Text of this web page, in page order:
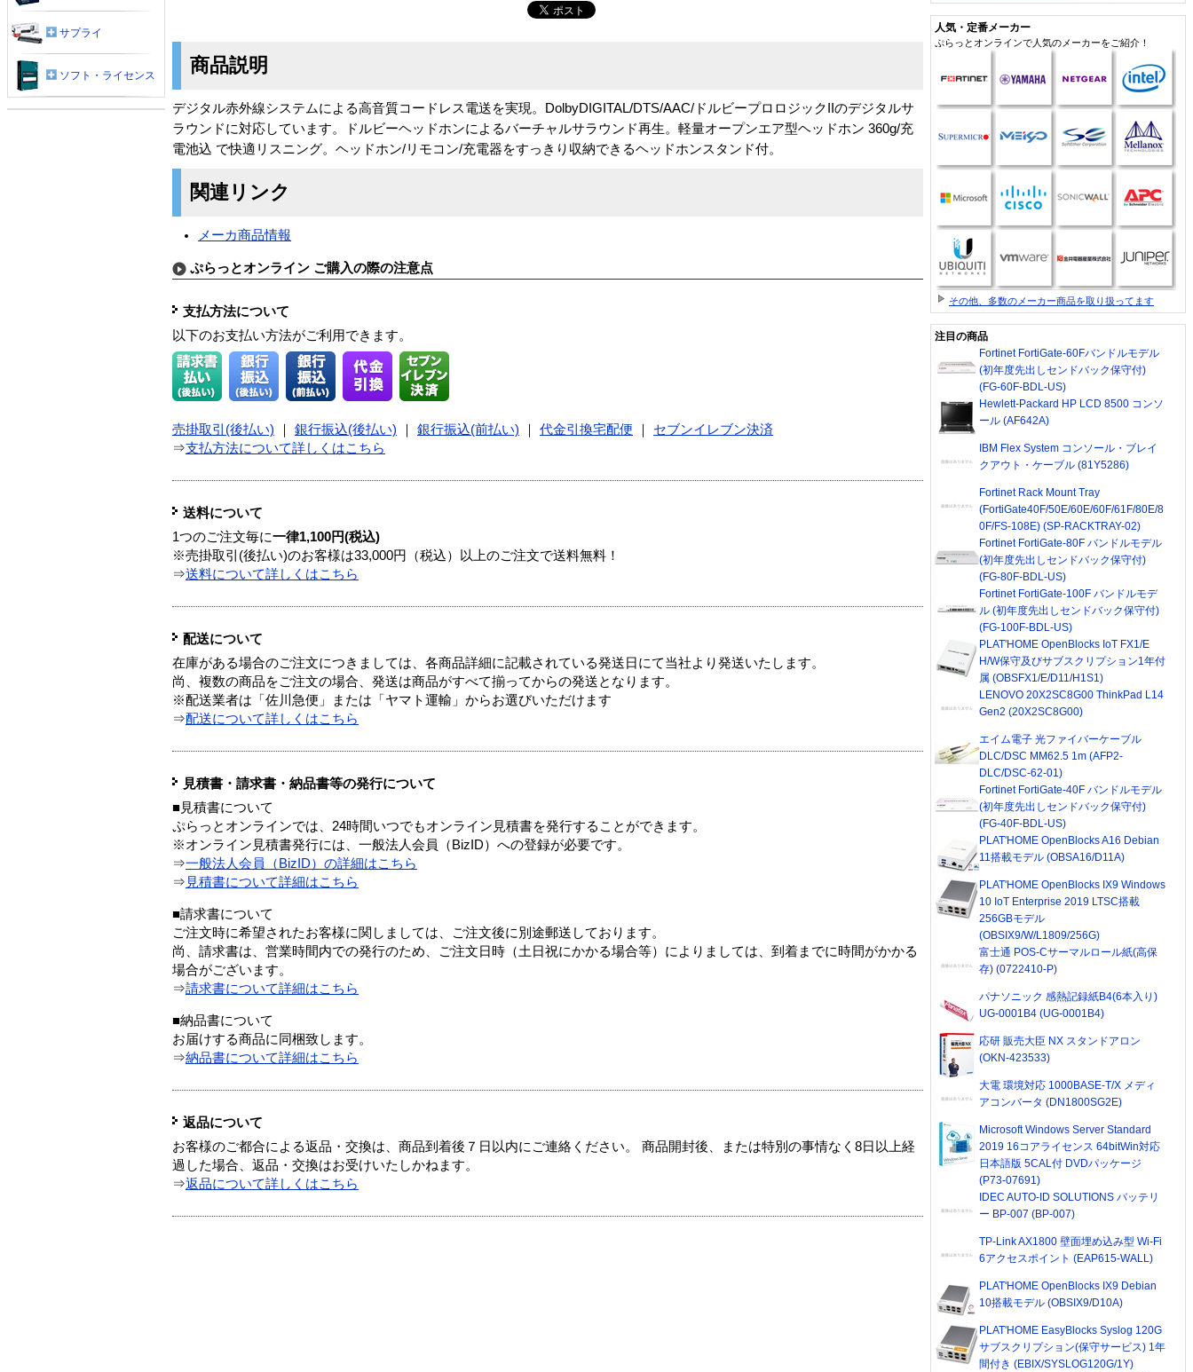
商品説明
デジタル赤外線システムによる高音質コードレス電送を実現。DolbyDIGITAL/DTS/AAC/ドルビープロロジックIIのデジタルサ
ラウンドに対応しています。ドルビーヘッドホンによるバーチャルサラウンド再生。軽量オープンエア型ヘッドホン 360g/充
電池込 で快適リスニング。ヘッドホン/リモコン/充電器をすっきり収納できるヘッドホンスタンド付。
関連リンク
メーカ商品情報
ぷらっとオンライン ご購入の際の注意点
支払方法について
以下のお支払い方法がご利用できます。
売掛取引(後払い) 銀行振込(後払い) 銀行振込(前払い) 代金引換宅配便
セブンイレブン決済
⇒支払方法について詳しくはこちら
送料について
1つのご注文毎に一律1,100円(税込)
※売掛取引(後払い)のお客様は33,000円（税込）以上のご注文で送料無料！
⇒送料について詳しくはこちら
配送について
在庫がある場合のご注文につきましては、各商品詳細に記載されている発送日にて当社より発送いたします。
尚、複数の商品をご注文の場合、発送は商品がすべて揃ってからの発送となります。
※配送業者は「佐川急便」または「ヤマト運輸」からお選びいただけます
⇒配送について詳しくはこちら
見積書・請求書・納品書等の発行について
■見積書について
ぷらっとオンラインでは、24時間いつでもオンライン見積書を発行することができます。
※オンライン見積書発行には、一般法人会員（BizID）への登録が必要です。
⇒一般法人会員（BizID）の詳細はこちら
⇒ 見積書について詳細はこちら
■請求書について
ご注文時に希望されたお客様に関しましては、ご注文後に別途郵送しております。
尚、請求書は、営業時間内での発行のため、ご注文日時（土日祝にかかる場合等）によりましては、到着までに時間がかかる
場合がございます。
⇒請求書について詳細はこちら
■納品書について
お届けする商品に同梱致します。
⇒納品書について詳細はこちら
返品について
お客様のご都合による返品・交換は、商品到着後７日以内にご連絡ください。 商品開封後、または特別の事情なく8日以上経
過した場合、返品・交換はお受けいたしかねます。
⇒返品について詳しくはこちら
サプライ
ソフト・ライセンス
人気・定番メーカー
ぷらっとオンラインで人気のメーカーをご紹介！
その他、多数のメーカー商品を取り扱ってます
注目の商品
Fortinet FortiGate-60Fバンドルモデル
(初年度先出しセンドバック保守付)
(FG-60F-BDL-US)
Hewlett-Packard HP LCD 8500 コンソ
ール (AF642A)
IBM Flex System コンソール・ブレイ
クアウト・ケーブル (81Y5286)
Fortinet Rack Mount Tray
(FortiGate40F/50E/60E/60F/61F/80E/8
0F/FS-108E) (SP-RACKTRAY-02)
Fortinet FortiGate-80F バンドルモデル
(初年度先出しセンドバック保守付)
(FG-80F-BDL-US)
Fortinet FortiGate-100F バンドルモデ
ル (初年度先出しセンドバック保守付)
(FG-100F-BDL-US)
PLAT'HOME OpenBlocks IoT FX1/E
H/W保守及びサブスクリプション1年付
属 (OBSFX1/E/D11/H1S1)
LENOVO 20X2SC8G00 ThinkPad L14
Gen2 (20X2SC8G00)
エイム電子 光ファイバーケーブル
DLC/DSC MM62.5 1m (AFP2-
DLC/DSC-62-01)
Fortinet FortiGate-40F バンドルモデル
(初年度先出しセンドバック保守付)
(FG-40F-BDL-US)
PLAT'HOME OpenBlocks A16 Debian
11搭載モデル (OBSA16/D11A)
PLAT'HOME OpenBlocks IX9 Windows
10 IoT Enterprise 2019 LTSC搭載
256GBモデル
(OBSIX9/W/L1809/256G)
富士通 POS-Cサーマルロール紙(高保
存) (0722410-P)
パナソニック 感熱記録紙B4(6本入り)
UG-0001B4 (UG-0001B4)
応研 販売大臣 NX スタンドアロン
(OKN-423533)
大電 環境対応 1000BASE-T/X メディ
アコンバータ (DN1800SG2E)
Microsoft Windows Server Standard
2019 16コアライセンス 64bitWin対応
日本語版 5CAL付 DVDパッケージ
(P73-07691)
IDEC AUTO-ID SOLUTIONS バッテリ
ー BP-007 (BP-007)
TP-Link AX1800 壁面埋め込み型 Wi-Fi
6アクセスポイント (EAP615-WALL)
PLAT'HOME OpenBlocks IX9 Debian
10搭載モデル (OBSIX9/D10A)
PLAT'HOME EasyBlocks Syslog 120G
サブスクリプション(保守サービス) 1年
間付き (EBIX/SYSLOG120G/1Y)